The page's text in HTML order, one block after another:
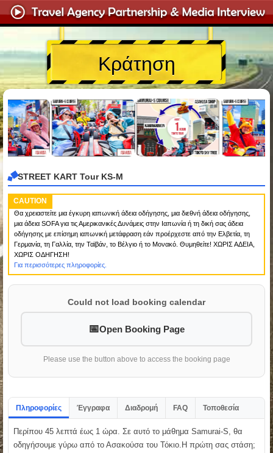
Κράτηση
STREET KART Tour KS-M
CAUTION
Θα χρειαστείτε μια έγκυρη ιαπωνική άδεια οδήγησης, μια διεθνή άδεια οδήγησης,
μια άδεια SOFA για τις Αμερικανικές Δυνάμεις στην Ιαπωνία ή τη δική σας άδεια
οδήγησης με επίσημη ιαπωνική μετάφραση εάν προέρχεστε από την Ελβετία, τη
Γερμανία, τη Γαλλία, την Ταϊβάν, το Βέλγιο ή το Μονακό. Θυμηθείτε! ΧΩΡΙΣ ΑΔΕΙΑ,
ΧΩΡΙΣ ΟΔΗΓΗΣΗ!
Για περισσότερες πληροφορίες.
Could not load booking calendar
Open Booking Page
Please use the button above to access the booking page
Πληροφορίες Έγγραφα Διαδρομή FAQ Τοποθεσία
Περίπου 45 λεπτά έως 1 ώρα. Σε αυτό το μάθημα Samurai-S, θα
οδηγήσουμε γύρω από το Ασακούσα του Τόκιο.Η πρώτη σας στάση;